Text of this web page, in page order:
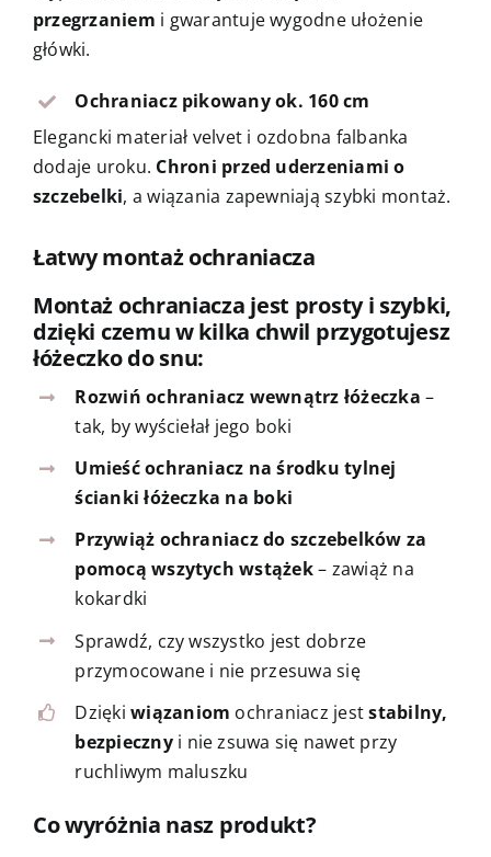
przegrzaniem i gwarantuje wygodne ułożenie
główki.
Ochraniacz pikowany ok. 160 cm
Elegancki materiał velvet i ozdobna falbanka
dodaje uroku. Chroni przed uderzeniami o
szczebelki, a wiązania zapewniają szybki montaż.
Łatwy montaż ochraniacza
Montaż ochraniacza jest prosty i szybki,
dzięki czemu w kilka chwil przygotujesz
łóżeczko do snu:
Rozwiń ochraniacz wewnątrz łóżeczka –
tak, by wyściełał jego boki
Umieść ochraniacz na środku tylnej
ścianki łóżeczka na boki
Przywiąż ochraniacz do szczebelków za
pomocą wszytych wstążek– zawiąż na
kokardki
Sprawdź, czy wszystko jest dobrze
przymocowane i nie przesuwa się
Dziękiwiązaniom ochraniacz jeststabilny,
bezpiecznyi nie zsuwa się nawet przy
ruchliwym maluszku
Co wyróżnia nasz produkt?